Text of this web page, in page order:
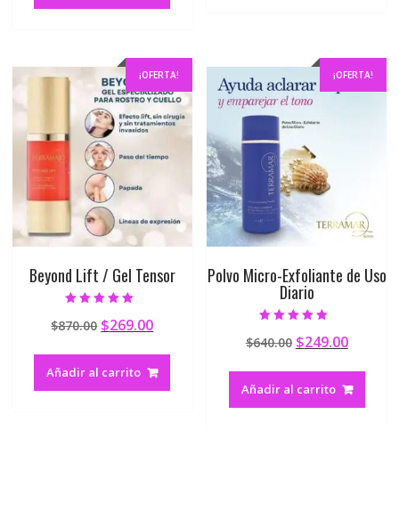
¡OFERTA!
Beyond Lift / Gel Tensor
4.81
de 5
$870.00 $269.00
Añadir al carrito
¡OFERTA!
Polvo Micro-Exfoliante de Uso
Diario
4.90
de 5
$640.00 $249.00
Añadir al carrito